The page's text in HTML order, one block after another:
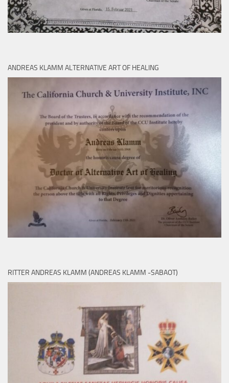
ANDREAS KLAMM ALTERNATIVE ART OF HEALING
RITTER ANDREAS KLAMM (ANDREAS KLAMM -SABAOT)